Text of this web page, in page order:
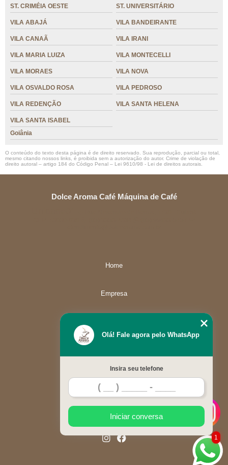
ST. CRIMÉIA OESTE ST. UNIVERSITÁRIO
VILA ABAJÁ VILA BANDEIRANTE
VILA CANAÃ VILA IRANI
VILA MARIA LUIZA VILA MONTECELLI
VILA MORAES VILA NOVA
VILA OSVALDO ROSA VILA PEDROSO
VILA REDENÇÃO VILA SANTA HELENA
VILA SANTA ISABEL
Goiânia
O conteúdo do texto desta página é de direito reservado. Sua reprodução, parcial ou total,
mesmo citando nossos links, é proibida sem a autorização do autor. Crime de violação de
direito autoral – artigo 184 do Código Penal – Lei 9610/98 - Lei de direitos autorais
Dolce Aroma Café Máquina de Café
Home
Empresa
Contato
Mapa do site
1
Olá! Fale agora pelo WhatsApp
Insira seu telefone
Iniciar conversa